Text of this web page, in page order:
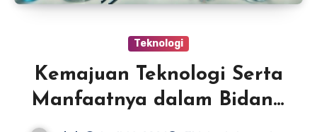
Teknologi
Kemajuan Teknologi Serta
Manfaatnya dalam Bidang